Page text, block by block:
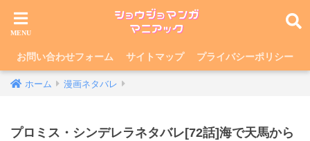
お問い合わせフォーム サイトマップ プライバシーポリシー
ホーム 漫画ネタバレ
プロミス・シンデレラネタバレ[72話]海で天馬から